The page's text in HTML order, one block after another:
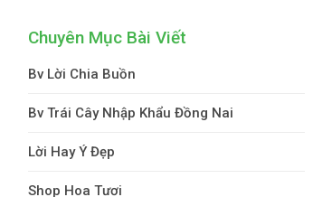
Chuyên Mục Bài Viết
Bv Lời Chia Buồn
Bv Trái Cây Nhập Khẩu Đồng Nai
Lời Hay Ý Đẹp
Shop Hoa Tươi